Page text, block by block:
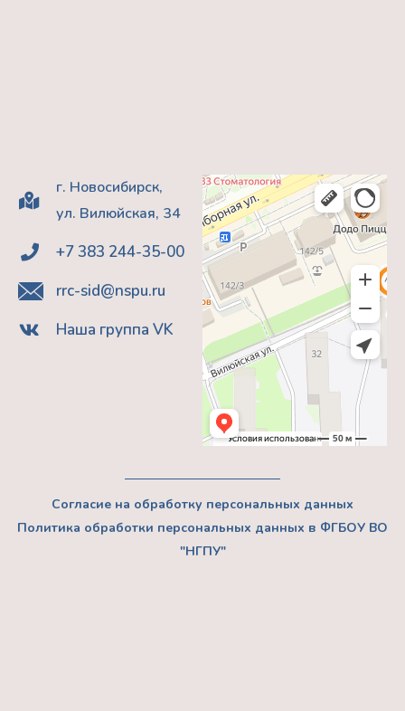
г. Новосибирск,
ул. Вилюйская, 34
+7 383 244-35-00
rrc-sid@nspu.ru
Наша группа VK
Согласие на обработку персональных данных
Политика обработки персональных данных в ФГБОУ ВО
"НГПУ"